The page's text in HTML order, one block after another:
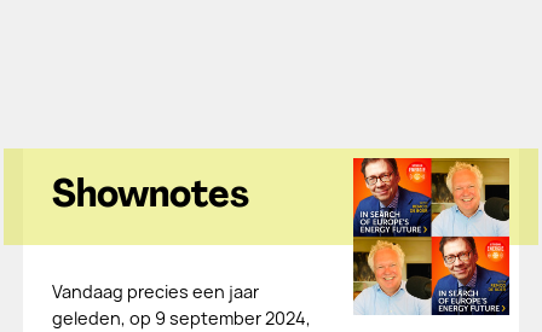
Shownotes
Vandaag precies een jaar
geleden, op 9 september 2024,